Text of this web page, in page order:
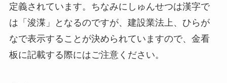
定義されています。ちなみにしゅんせつは漢字で
は「浚渫」となるのですが、建設業法上、ひらが
なで表示することが決められていますので、金看
板に記載する際にはご注意ください。